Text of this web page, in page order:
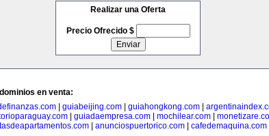
Realizar una Oferta
Precio Ofrecido $
en venta:
| guiabeijing.com| guiahongkong.com|
| guiadaempresa.com| mochilear.com|
anunciospuertorico.com cafedemaquina.com